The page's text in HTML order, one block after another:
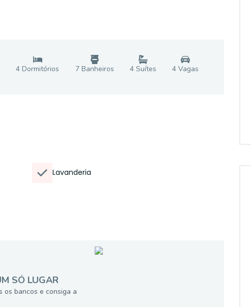
4 Dormitórios 7Banheiros 4Suítes 4Vagas
Lavanderia
SÓ LUGAR
os bancos e consiga a